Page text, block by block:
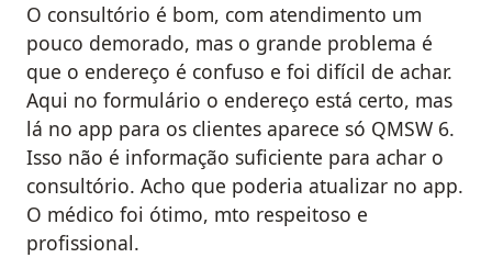
O consultório é bom, com atendimento um
pouco demorado, mas o grande problema é
que o endereço é confuso e foi difícil de achar.
Aqui no formulário o endereço está certo, mas
lá no app para os clientes aparece só QMSW 6.
Isso não é informação suficiente para achar o
consultório. Acho que poderia atualizar no app.
O médico foi ótimo, mto respeitoso e
profissional.